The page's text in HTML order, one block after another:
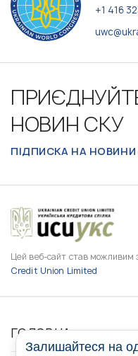
+1 416
НОВИН СКУ
ПІДПИСКА НА НОВИНИ
Цей веб-сайт став можливим
Credit Union Limited
ГОЛОВНА
Залишайтеся на